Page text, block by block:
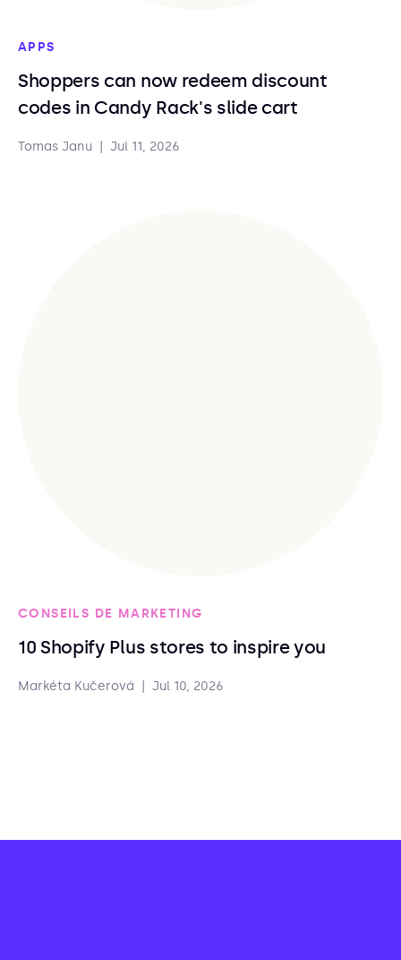
APPS
Shoppers can now redeem discount
codes in Candy Rack's slide cart
Tomas Janu Jul 11, 2026
CONSEILS DE MARKETING
10 Shopify Plus stores to inspire you
Markéta Kučerová Jul 10, 2026